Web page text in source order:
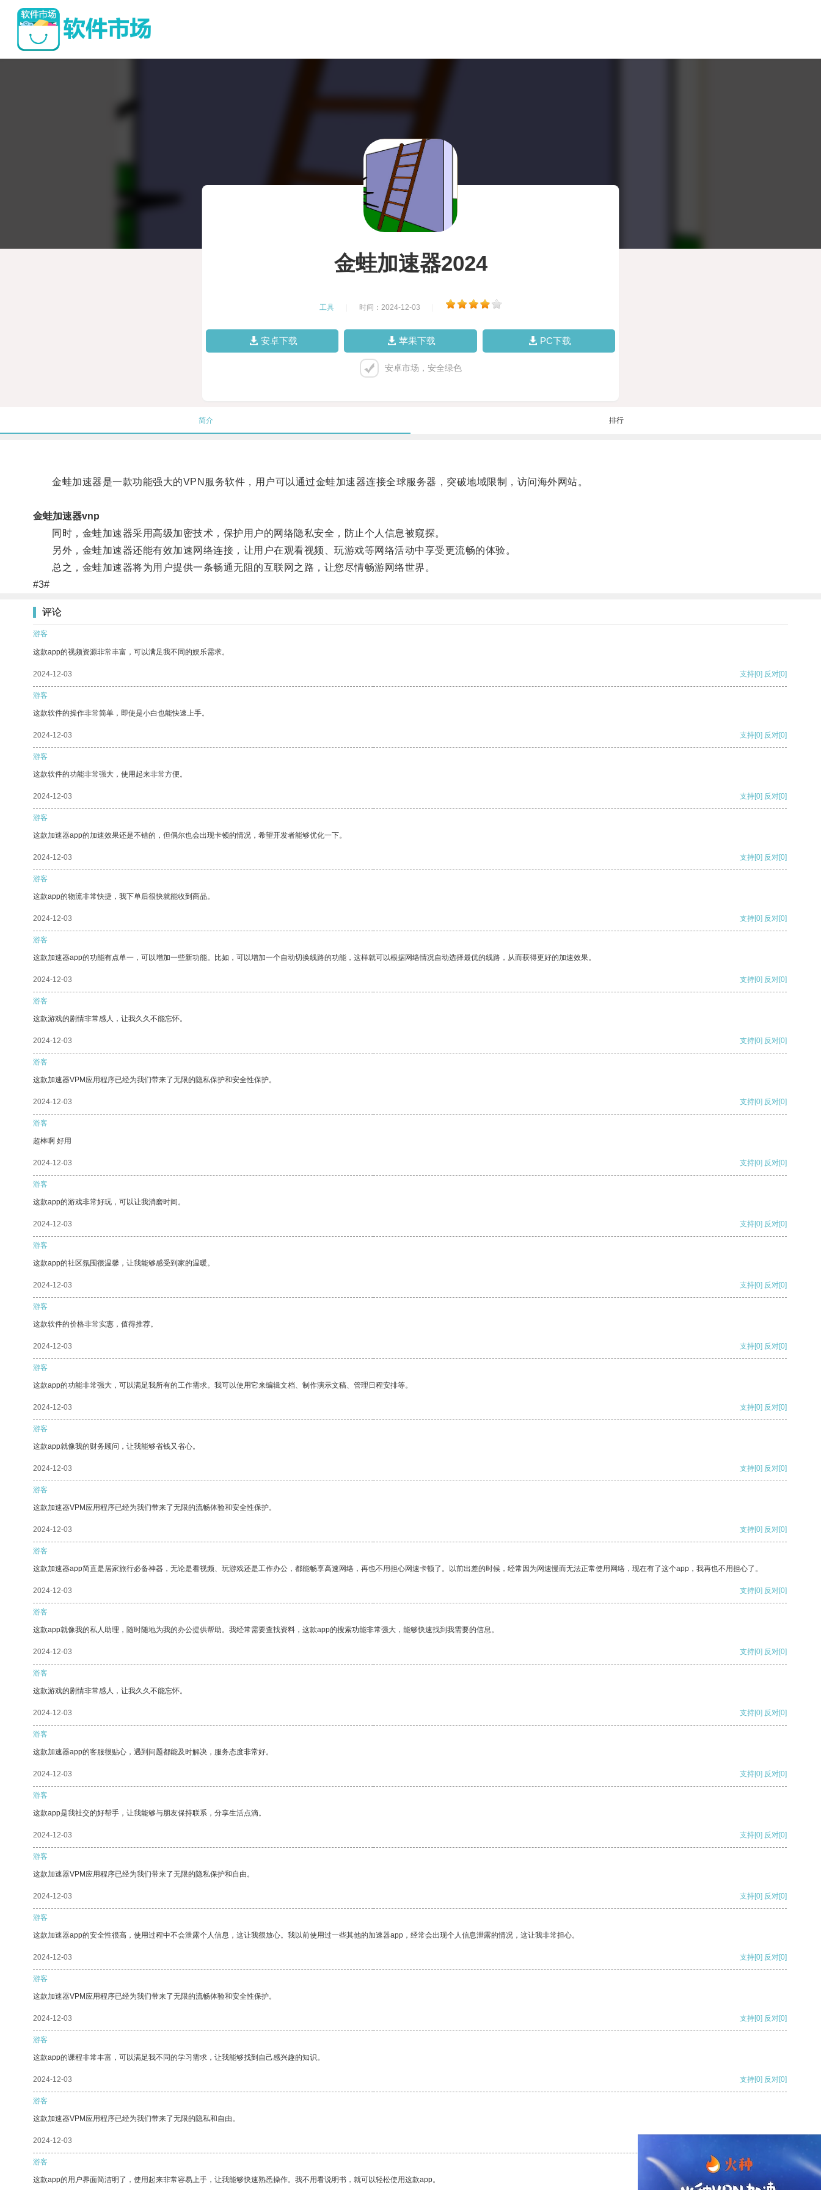
金蛙加速器2024
工具 时间：2024-12-03
安卓下载 苹果下载 PC下载
安卓市场，安全绿色
简介 排行
金蛙加速器是一款功能强大的VPN服务软件，用户可以通过金蛙加速器连接全球服务器，突破地域限制，访问海外网站。
金蛙加速器vnp
同时，金蛙加速器采用高级加密技术，保护用户的网络隐私安全，防止个人信息被窥探。
另外，金蛙加速器还能有效加速网络连接，让用户在观看视频、玩游戏等网络活动中享受更流畅的体验。
总之，金蛙加速器将为用户提供一条畅通无阻的互联网之路，让您尽情畅游网络世界。
#3#
评论
游客
这款app的视频资源非常丰富，可以满足我不同的娱乐需求。
2024-12-03 支持[0] 反对[0]
游客
这款软件的操作非常简单，即使是小白也能快速上手。
2024-12-03 支持[0] 反对[0]
游客
这款软件的功能非常强大，使用起来非常方便。
2024-12-03 支持[0] 反对[0]
游客
这款加速器app的加速效果还是不错的，但偶尔也会出现卡顿的情况，希望开发者能够优化一下。
2024-12-03 支持[0] 反对[0]
游客
这款app的物流非常快捷，我下单后很快就能收到商品。
2024-12-03 支持[0] 反对[0]
游客
这款加速器app的功能有点单一，可以增加一些新功能。比如，可以增加一个自动切换线路的功能，这样就可以根据网络情况自动选择最优的线路，从而获得更好的加速效果。
2024-12-03 支持[0] 反对[0]
游客
这款游戏的剧情非常感人，让我久久不能忘怀。
2024-12-03 支持[0] 反对[0]
游客
这款加速器VPM应用程序已经为我们带来了无限的隐私保护和安全性保护。
2024-12-03 支持[0] 反对[0]
游客
超棒啊 好用
2024-12-03 支持[0] 反对[0]
游客
这款app的游戏非常好玩，可以让我消磨时间。
2024-12-03 支持[0] 反对[0]
游客
这款app的社区氛围很温馨，让我能够感受到家的温暖。
2024-12-03 支持[0] 反对[0]
游客
这款软件的价格非常实惠，值得推荐。
2024-12-03 支持[0] 反对[0]
游客
这款app的功能非常强大，可以满足我所有的工作需求。我可以使用它来编辑文档、制作演示文稿、管理日程安排等。
2024-12-03 支持[0] 反对[0]
游客
这款app就像我的财务顾问，让我能够省钱又省心。
2024-12-03 支持[0] 反对[0]
游客
这款加速器VPM应用程序已经为我们带来了无限的流畅体验和安全性保护。
2024-12-03 支持[0] 反对[0]
游客
这款加速器app简直是居家旅行必备神器，无论是看视频、玩游戏还是工作办公，都能畅享高速网络，再也不用担心网速卡顿了。以前出差的时候，经常因为网速慢而无法正常使用网络，现在有了这个app，我再也不用担心了。
2024-12-03 支持[0] 反对[0]
游客
这款app就像我的私人助理，随时随地为我的办公提供帮助。我经常需要查找资料，这款app的搜索功能非常强大，能够快速找到我需要的信息。
2024-12-03 支持[0] 反对[0]
游客
这款游戏的剧情非常感人，让我久久不能忘怀。
2024-12-03 支持[0] 反对[0]
游客
这款加速器app的客服很贴心，遇到问题都能及时解决，服务态度非常好。
2024-12-03 支持[0] 反对[0]
游客
这款app是我社交的好帮手，让我能够与朋友保持联系，分享生活点滴。
2024-12-03 支持[0] 反对[0]
游客
这款加速器VPM应用程序已经为我们带来了无限的隐私保护和自由。
2024-12-03 支持[0] 反对[0]
游客
这款加速器app的安全性很高，使用过程中不会泄露个人信息，这让我很放心。我以前使用过一些其他的加速器app，经常会出现个人信息泄露的情况，这让我非常担心。
2024-12-03 支持[0] 反对[0]
游客
这款加速器VPM应用程序已经为我们带来了无限的流畅体验和安全性保护。
2024-12-03 支持[0] 反对[0]
游客
这款app的课程非常丰富，可以满足我不同的学习需求，让我能够找到自己感兴趣的知识。
2024-12-03 支持[0] 反对[0]
游客
这款加速器VPM应用程序已经为我们带来了无限的隐私和自由。
2024-12-03
游客
这款app的用户界面简洁明了，使用起来非常容易上手，让我能够快速熟悉操作。我不用看说明书，就可以轻松使用这款app。